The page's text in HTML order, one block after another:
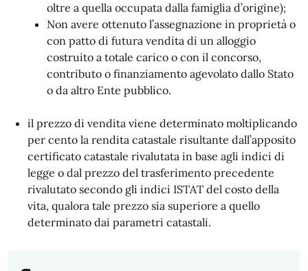
oltre a quella occupata dalla famiglia d’origine);
Non avere ottenuto l’assegnazione in proprietà o
con patto di futura vendita di un alloggio
costruito a totale carico o con il concorso,
contributo o finanziamento agevolato dallo Stato
o da altro Ente pubblico.
il prezzo di vendita viene determinato moltiplicando
per cento la rendita catastale risultante dall’apposito
certificato catastale rivalutata in base agli indici di
legge o dal prezzo del trasferimento precedente
rivalutato secondo gli indici ISTAT del costo della
vita, qualora tale prezzo sia superiore a quello
determinato dai parametri catastali.